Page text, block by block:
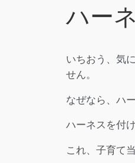
ハー
いちおう、気
せん。
なぜなら、ハ
ハーネスを付
これ、子育て